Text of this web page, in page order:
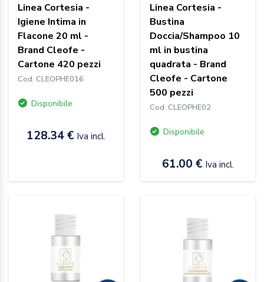
Linea Cortesia -
Igiene Intima in
Flacone 20 ml -
Brand Cleofe -
Cartone 420 pezzi
Cod. CLEOPHE016
Disponibile
128.34 € Iva incl.
Linea Cortesia -
Bustina
Doccia/Shampoo 10
ml in bustina
quadrata - Brand
Cleofe - Cartone
500 pezzi
Cod. CLEOPHE02
Disponibile
61.00 € Iva incl.